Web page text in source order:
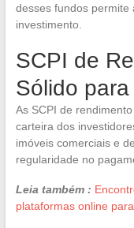
desses fundos permite
investimento.
SCPI de
Sólido
As SCPI de
carteira dos
imóveis comerciais e
regularidade no
Leia também :
plataformas online